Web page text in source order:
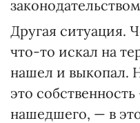
Другая ситуация.
что-то искал на
нашел и выкопал.
это
нашедшего, — в